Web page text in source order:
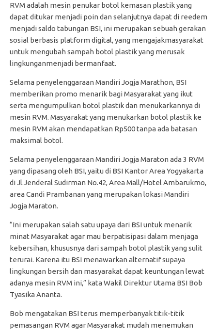
RVM adalah mesin penukar botol kemasan plastik yang
dapat ditukar menjadi poin dan selanjutnya dapat di reedem
menjadi saldo tabungan BSI, ini merupakan sebuah gerakan
sosial berbasis platform digital, yang mengajakmasyarakat
untuk mengubah sampah botol plastik yang merusak
lingkunganmenjadi bermanfaat.
Selama penyelenggaraan Mandiri Jogja Marathon, BSI
memberikan promo menarik bagi Masyarakat yang ikut
serta mengumpulkan botol plastik dan menukarkannya di
mesin RVM. Masyarakat yang menukarkan botol plastik ke
mesin RVM akan mendapatkan Rp500 tanpa ada batasan
maksimal botol.
Selama penyelenggaraan Mandiri Jogja Maraton ada 3 RVM
yang dipasang oleh BSI, yaitu di BSI Kantor Area Yogyakarta
di Jl.Jenderal Sudirman No.42, Area Mall/Hotel Ambarukmo,
area Candi Prambanan yang merupakan lokasi Mandiri
Jogja Maraton.
“Ini merupakan salah satu upaya dari BSI untuk menarik
minat Masyarakat agar mau berpatisipasi dalam menjaga
kebersihan, khususnya dari sampah botol plastik yang sulit
terurai. Karena itu BSI menawarkan alternatif supaya
lingkungan bersih dan masyarakat dapat keuntungan lewat
adanya mesin RVM ini,” kata Wakil Direktur Utama BSI Bob
Tyasika Ananta.
Bob mengatakan BSI terus memperbanyak titik-titik
pemasangan RVM agar Masyarakat mudah menemukan